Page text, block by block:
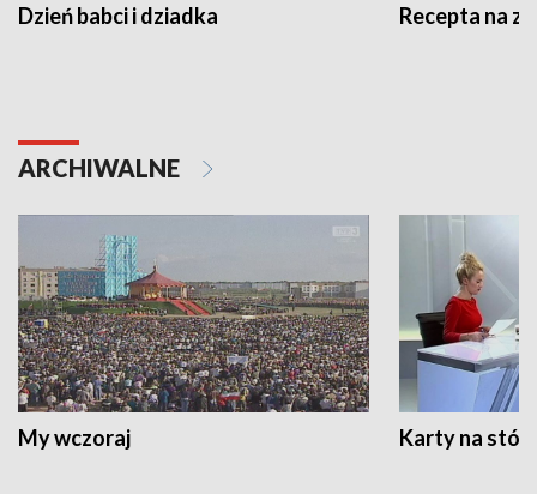
Dzień babci i dziadka Recepta na
ARCHIWALNE
My wczoraj Karty na